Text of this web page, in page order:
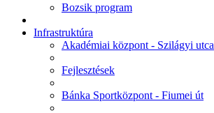
Bozsik program
Infrastruktúra
Akadémiai központ - Szilágyi utca
Fejlesztések
Bánka Sportközpont - Fiumei út